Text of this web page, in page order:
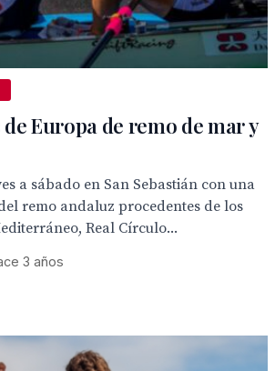
Europa de remo de mar y
a sábado en San Sebastián con una
remo andaluz procedentes de los
Real Círculo...
3 años